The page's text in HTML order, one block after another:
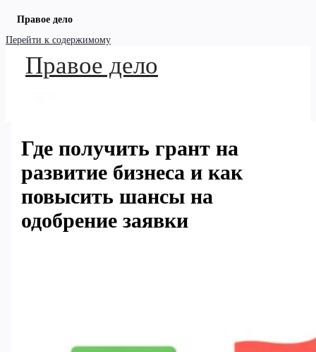
Правое дело
Перейти к содержимому
Правое дело
Где получить грант на
развитие бизнеса и как
повысить шансы на
одобрение заявки